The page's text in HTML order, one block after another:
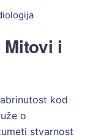
i
kod
o
stvarnost